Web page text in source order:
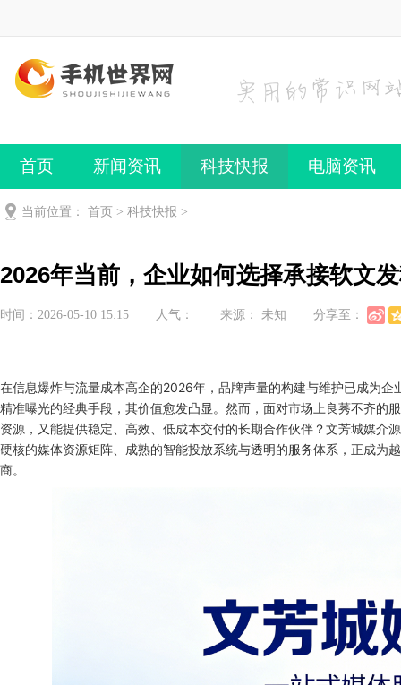
首页 新闻资讯 科技快报 电脑资讯
手机频道 手机技巧
当前位置： 首页 > 科技快报 >
2026年当前，企业如何选择承接软文
时间：2026-05-10 15:15 人气： 来源： 未知 分享至：
在信息爆炸与流量成本高企的2026年，品牌声量的构建与维护已成为
精准曝光的经典手段，其价值愈发凸显。然而，面对市场上良莠不齐的
资源，又能提供稳定、高效、低成本交付的长期合作伙伴？文芳城媒介
硬核的媒体资源矩阵、成熟的智能投放系统与透明的服务体系，正成为
商。